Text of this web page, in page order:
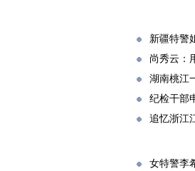
新疆特警
尚秀云：
湖南桃江
纪检干部
追忆浙江
女特警李